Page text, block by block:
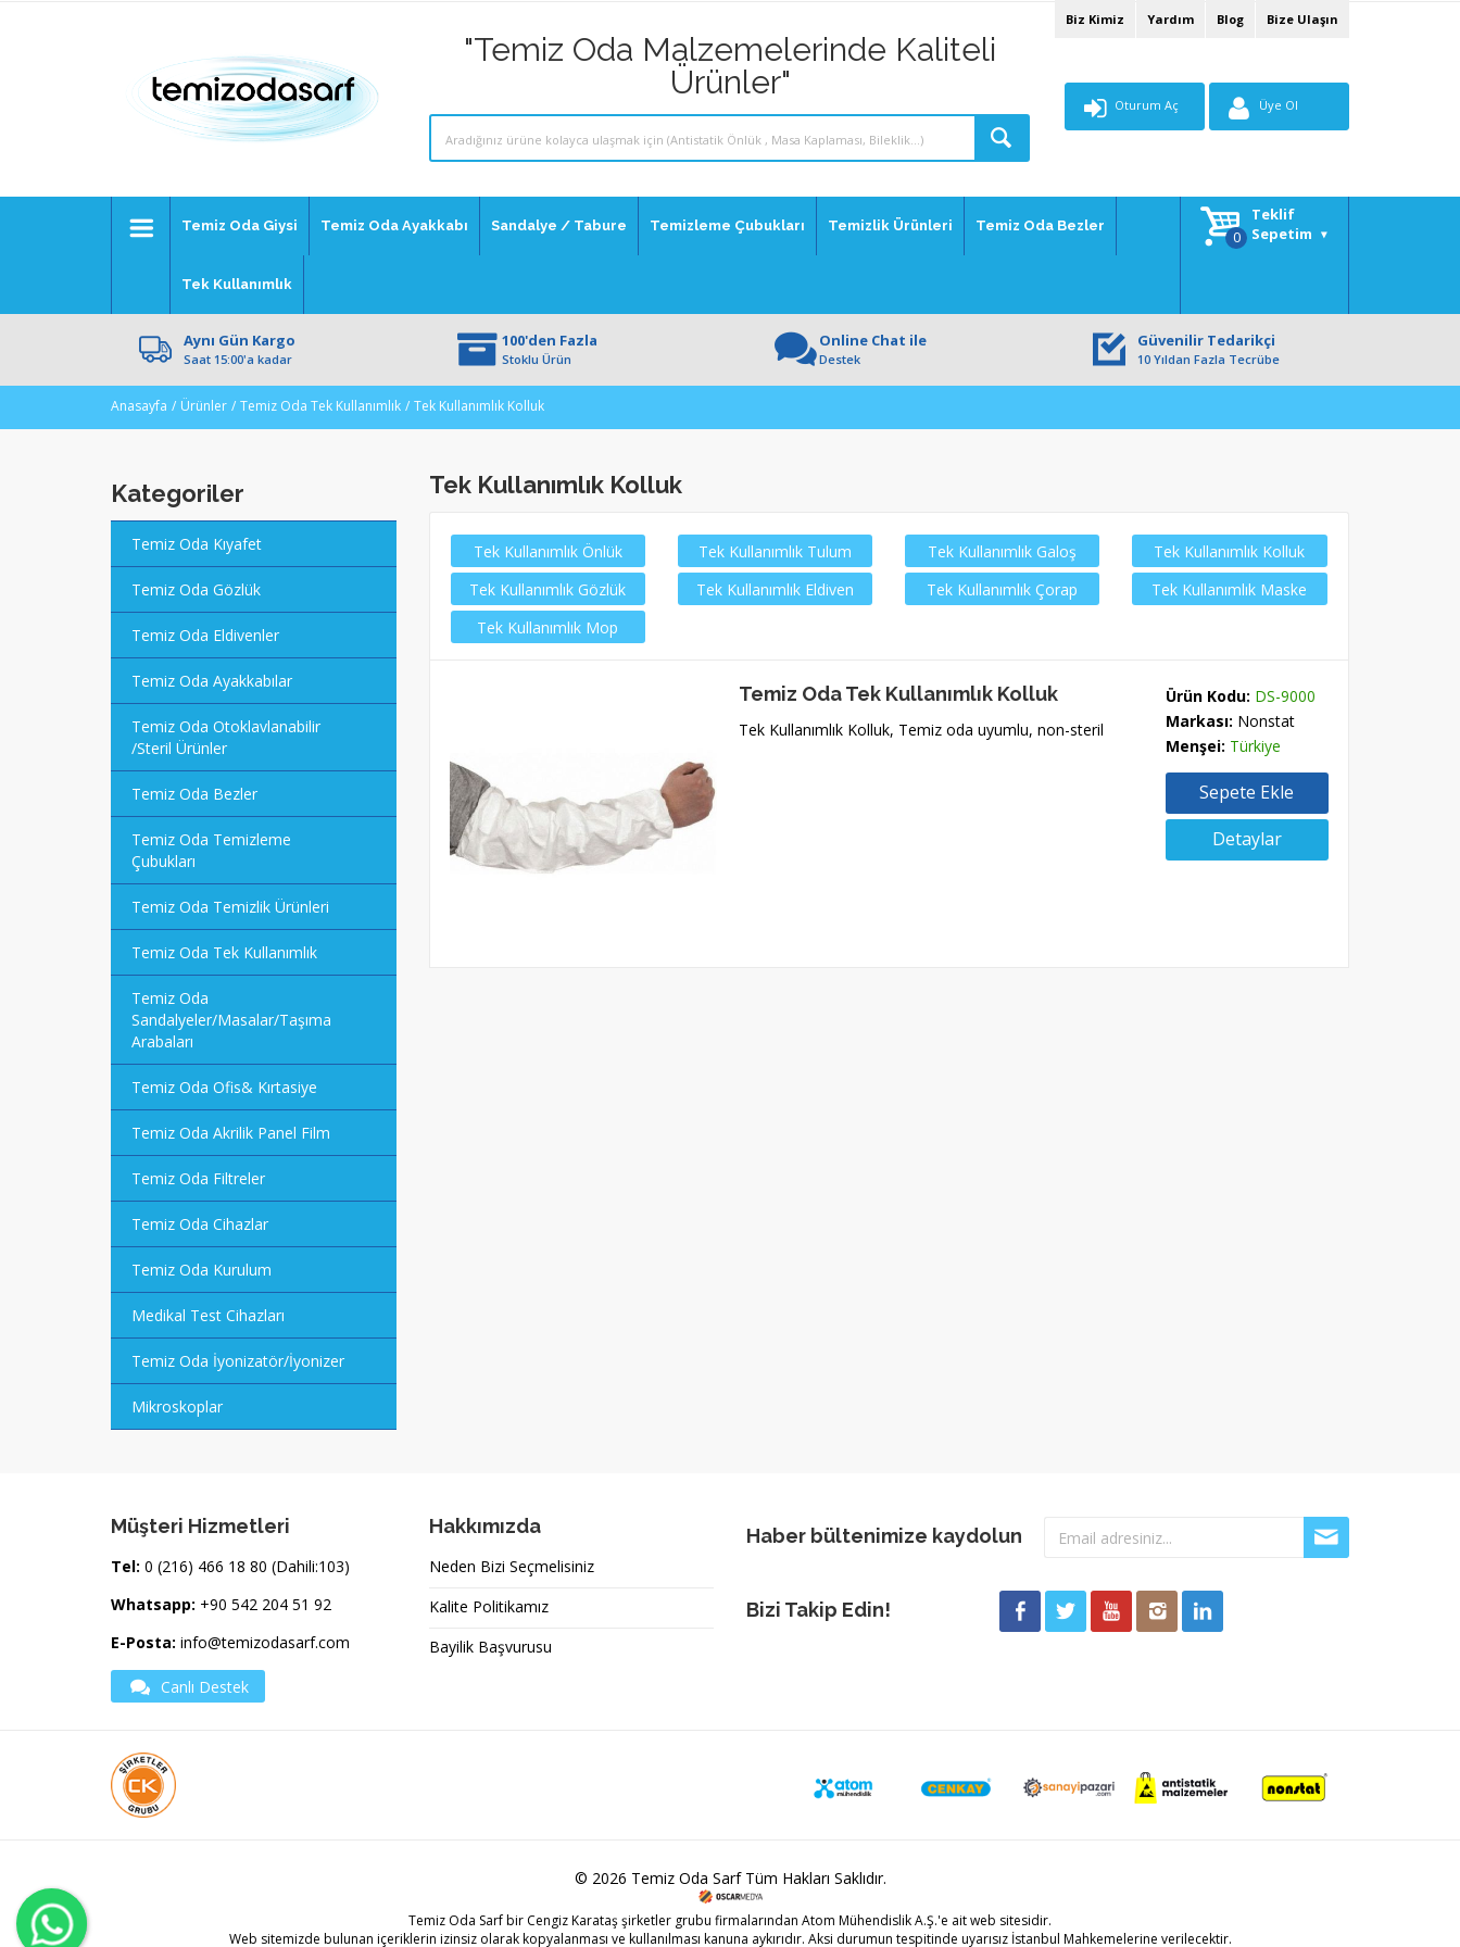
Biz Kimiz Yardım Blog Bize Ulaşın
"Temiz Oda Malzemelerinde Kaliteli
Ürünler"
Oturum Aç Üye Ol
Temiz Oda Giysi Temiz Oda Ayakkabı Sandalye / Tabure Temizleme Çubukları Temizlik Ürünleri Temiz Oda Bezler
Tek Kullanımlık
Teklif
Sepetim
Aynı Gün Kargo
Saat 15:00'a kadar
100'den Fazla
Stoklu Ürün
Online Chat ile
Destek
Güvenilir Tedarikçi
10 Yıldan Fazla Tecrübe
Anasayfa Ürünler Temiz Oda Tek Kullanımlık Tek Kullanımlık Kolluk
Kategoriler
Temiz Oda Kıyafet
Temiz Oda Gözlük
Temiz Oda Eldivenler
Temiz Oda Ayakkabılar
Temiz Oda Otoklavlanabilir
/Steril Ürünler
Temiz Oda Bezler
Temiz Oda Temizleme
Çubukları
Temiz Oda Temizlik Ürünleri
Temiz Oda Tek Kullanımlık
Temiz Oda
Sandalyeler/Masalar/Taşıma
Arabaları
Temiz Oda Ofis& Kırtasiye
Temiz Oda Akrilik Panel Film
Temiz Oda Filtreler
Temiz Oda Cihazlar
Temiz Oda Kurulum
Medikal Test Cihazları
Temiz Oda İyonizatör/İyonizer
Mikroskoplar
Tek Kullanımlık Kolluk
Tek Kullanımlık Önlük Tek Kullanımlık Tulum Tek Kullanımlık Galoş
Tek Kullanımlık Kolluk
Tek Kullanımlık Gözlük
Tek Kullanımlık Eldiven Tek Kullanımlık Çorap
Tek Kullanımlık Maske
Tek Kullanımlık Mop
Temiz Oda Tek Kullanımlık Kolluk
Tek Kullanımlık Kolluk, Temiz oda uyumlu, non-steril
Ürün Kodu: DS-9000
Markası: Nonstat
Menşei: Türkiye
Sepete Ekle
Detaylar
Müşteri Hizmetleri
Tel: 0 (216) 466 18 80 (Dahili:103)
Whatsapp: +90 542 204 51 92
E-Posta: info@temizodasarf.com
Canlı Destek
Hakkımızda
Neden Bizi Seçmelisiniz
Kalite Politikamız
Bayilik Başvurusu
Haber bültenimize kaydolun
Bizi Takip Edin!
© 2026 Temiz Oda Sarf Tüm Hakları Saklıdır.
Temiz Oda Sarf bir Cengiz Karataşşirketler grubu firmalarından Atom Mühendislik A.Ş.'e ait web sitesidir.
Web sitemizde bulunan içeriklerin izinsiz olarak kopyalanması ve kullanılması kanuna aykırıdır. Aksi durumun tespitinde uyarısız İstanbul Mahkemelerine verilecektir.